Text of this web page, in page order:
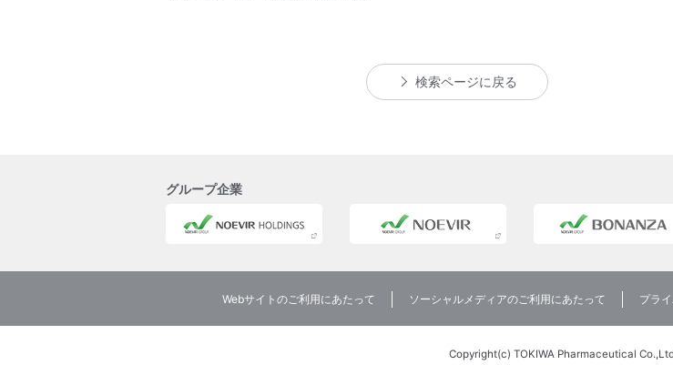
検索ページに戻る
グループ企業
Webサイトのご利用にあたって ソーシャルメディアのご利用にあたって プラ
Copyright(c) TOKIWA Pharmaceutical